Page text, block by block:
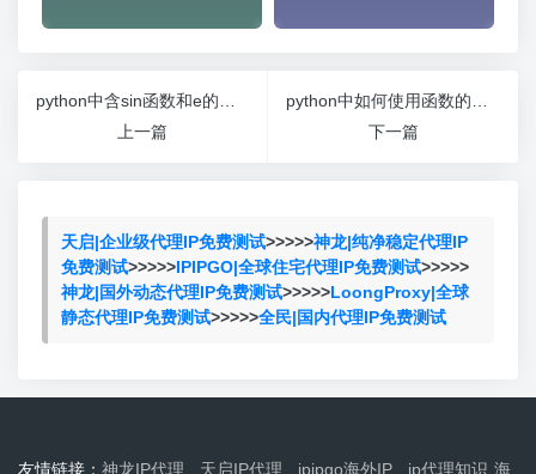
上一篇
下一篇
天启|企业级代理IP免费测试>>>>>神龙|纯净稳定代理IP
免费测试>>>>>IPIPGO|全球住宅代理IP免费测试>>>>>
神龙|国外动态代理IP免费测试>>>>>LoongProxy|全球
静态代理IP免费测试>>>>>全民|国内代理IP免费测试
友情链接： 神龙IP代理 天启IP代理 ipipgo海外IP ip代理知识 海